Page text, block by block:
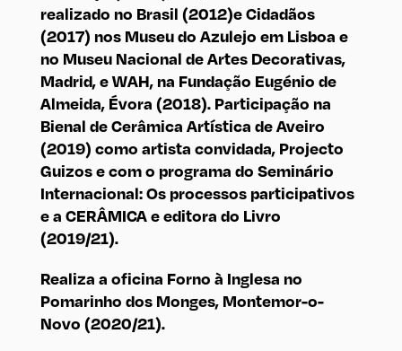
realizado no Brasil (2012)e Cidadãos
(2017) nos Museu do Azulejo em Lisboa e
no Museu Nacional de Artes Decorativas,
Madrid, e WAH, na Fundação Eugénio de
Almeida, Évora (2018). Participação na
Bienal de Cerâmica Artística de Aveiro
(2019) como artista convidada, Projecto
Guizos e com o programa do Seminário
Internacional: Os processos participativos
e a CERÂMICA e editora do Livro
(2019/21).
Realiza a oficina Forno à Inglesa no
Pomarinho dos Monges, Montemor-o-
Novo (2020/21).